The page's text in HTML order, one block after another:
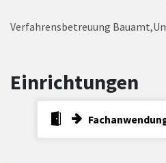
Verfahrensbetreuung
Einrichtungen